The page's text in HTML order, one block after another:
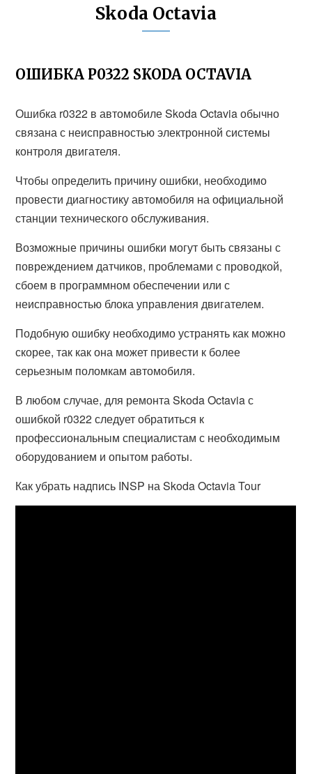
Skoda Octavia
ОШИБКА Р0322 SKODA OCTAVIA
Ошибка r0322 в автомобиле Skoda Octavia обычно
связана с неисправностью электронной системы
контроля двигателя.
Чтобы определить причину ошибки, необходимо
провести диагностику автомобиля на официальной
станции технического обслуживания.
Возможные причины ошибки могут быть связаны с
повреждением датчиков, проблемами с проводкой,
сбоем в программном обеспечении или с
неисправностью блока управления двигателем.
Подобную ошибку необходимо устранять как можно
скорее, так как она может привести к более
серьезным поломкам автомобиля.
В любом случае, для ремонта Skoda Octavia с
ошибкой r0322 следует обратиться к
профессиональным специалистам с необходимым
оборудованием и опытом работы.
Как убрать надпись INSP на Skoda Octavia Tour